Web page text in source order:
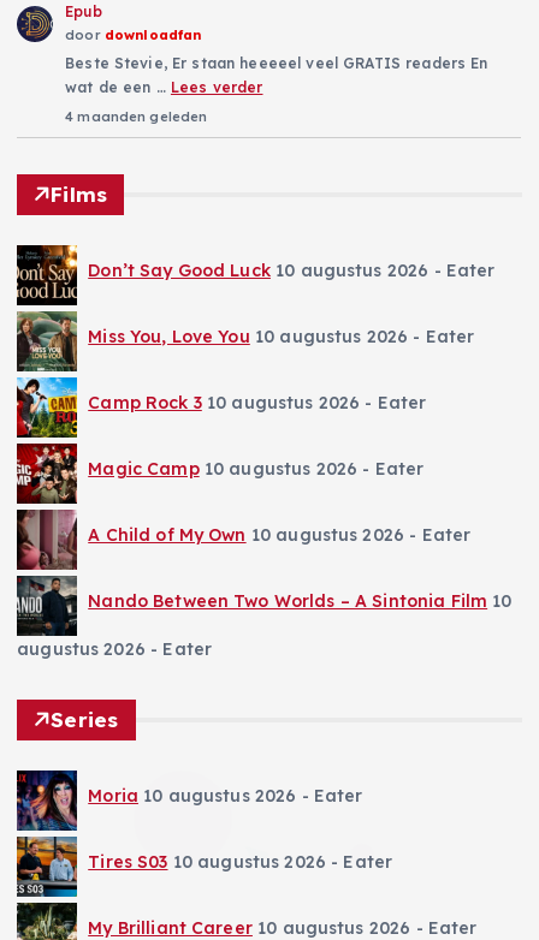
Epub
door downloadfan
Beste Stevie, Er staan heeeeel veel GRATIS readers En
wat de een … Lees verder
4 maanden geleden
Films
Don’t Say Good Luck 10 augustus 2026 - Eater
Miss You, Love You 10 augustus 2026 - Eater
Camp Rock 3 10 augustus 2026 - Eater
Magic Camp 10 augustus 2026 - Eater
A Child of My Own 10 augustus 2026 - Eater
Nando Between Two Worlds – A Sintonia Film 10
augustus 2026 - Eater
Series
Moria 10 augustus 2026 - Eater
Tires S03 10 augustus 2026 - Eater
My Brilliant Career 10 augustus 2026 - Eater